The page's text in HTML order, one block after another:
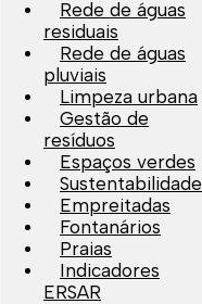
Rede de águas
residuais
Rede de águas
pluviais
Limpeza urbana
Gestão de
resíduos
Espaços verdes
Sustentabilidade
Empreitadas
Fontanários
Praias
Indicadores
ERSAR